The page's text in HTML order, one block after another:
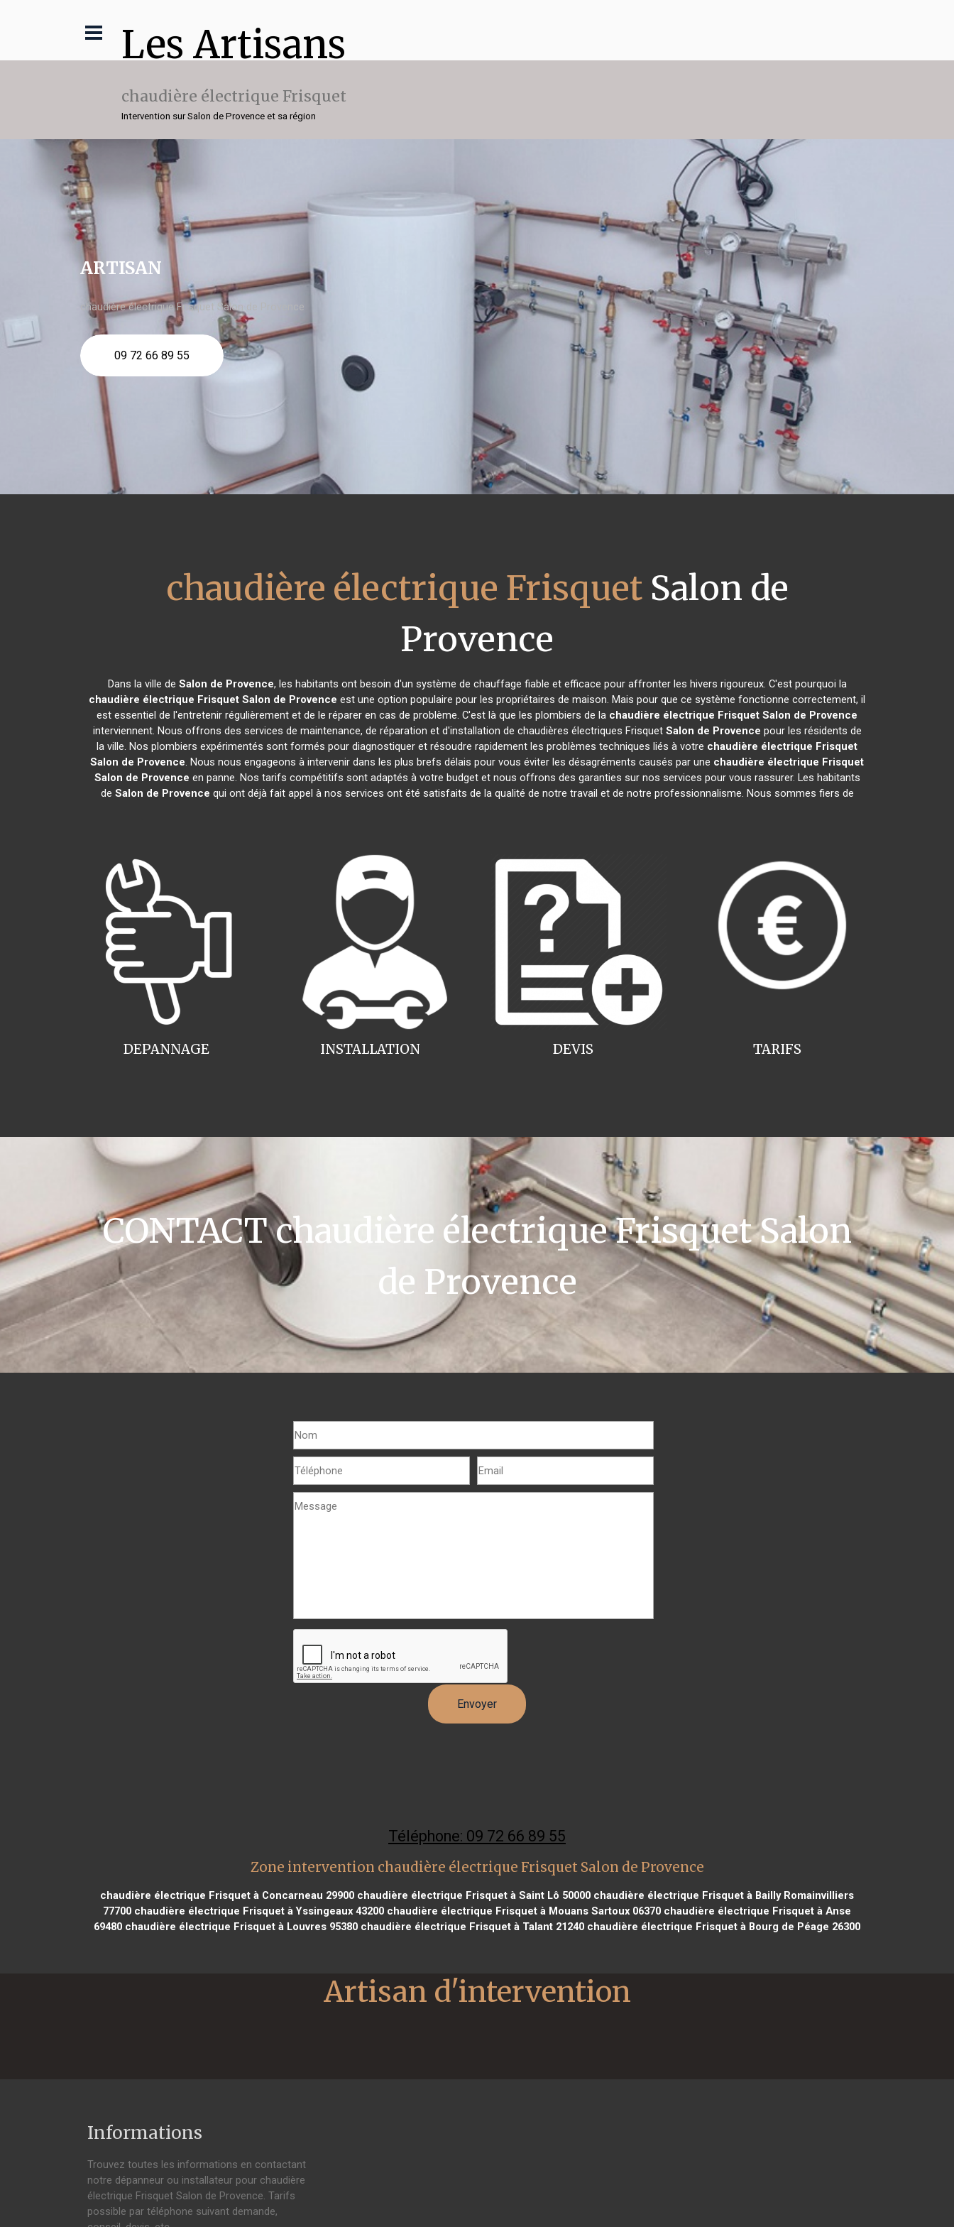
Les Artisans
chaudière électrique Frisquet
Intervention sur Salon de Provence et sa région
ARTISAN
chaudière électrique Frisquet Salon de Provence
09 72 66 89 55
chaudière électrique FrisquetSalon de
Provence
Dans la ville de Salon de Provence, les habitants ont besoin d'un système de chauffage fiable et efficace pour affronter les hivers rigoureux. C'est pourquoi la
chaudière électrique Frisquet Salon de Provence est une option populaire pour les propriétaires de maison. Mais pour que ce système fonctionne correctement, il
est essentiel de l'entretenir régulièrement et de le réparer en cas de problème. C'est là que les plombiers de la chaudière électrique Frisquet Salon de Provence
interviennent. Nous offrons des services de maintenance, de réparation et d'installation de chaudières électriques Frisquet Salon de Provence pour les résidents de
la ville. Nos plombiers expérimentés sont formés pour diagnostiquer et résoudre rapidement les problèmes techniques liés à votre chaudière électrique Frisquet
Salon de Provence. Nous nous engageons à intervenir dans les plus brefs délais pour vous éviter les désagréments causés par une chaudière électrique Frisquet
Salon de Provence en panne. Nos tarifs compétitifs sont adaptés à votre budget et nous offrons des garanties sur nos services pour vous rassurer. Les habitants
de Salon de Provence qui ont déjà fait appel à nos services ont été satisfaits de la qualité de notre travail et de notre professionnalisme. Nous sommes fiers de
INSTALLATION
DEPANNAGE TARIFS
DEVIS
CONTACT chaudière électrique Frisquet Salon
de Provence
Téléphone: 09 72 66 89 55
Zone intervention chaudière électrique Frisquet Salon de Provence
chaudière électrique Frisquet à Concarneau 29900 chaudière électrique Frisquet à Saint Lô 50000 chaudière électrique Frisquet à Bailly Romainvilliers
77700 chaudière électrique Frisquet à Yssingeaux 43200 chaudière électrique Frisquet à Mouans Sartoux 06370 chaudière électrique Frisquet à Anse
69480 chaudière électrique Frisquet à Louvres 95380 chaudière électrique Frisquet à Talant 21240 chaudière électrique Frisquet à Bourg de Péage 26300
Informations
Trouvez toutes les informations en contactant
notre dépanneur ou installateur pour chaudière
électrique Frisquet Salon de Provence. Tarifs
possible par téléphone suivant demande,
Artisan d'intervention